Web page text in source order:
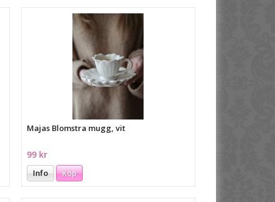
Majas Blomstra mugg, vit
99 kr
Info Köp